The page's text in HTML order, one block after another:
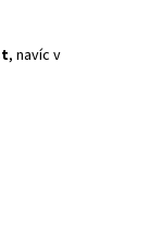
, navíc v